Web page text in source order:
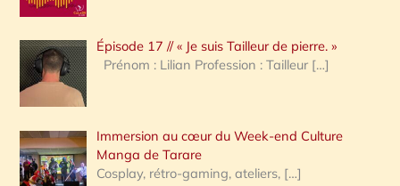
c
h
e
:
Épisode 17 // « Je suis Tailleur de pierre. »
Prénom : Lilian Profession : Tailleur […]
Immersion au cœur du Week-end Culture
Manga de Tarare
Cosplay, rétro-gaming, ateliers, […]